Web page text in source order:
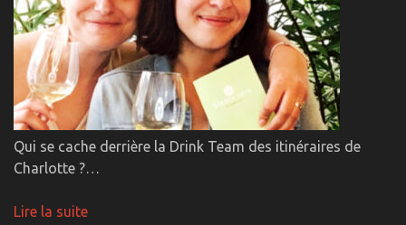
Qui se cache derrière la Drink Team des itinéraires de
Charlotte ?…
Lire la suite